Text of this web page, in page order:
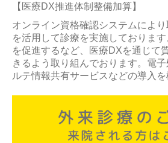
【医療DX推進体制整備加算】
オンライン資格確認システムによ
を活用して診療を実施しておりま
を促進するなど、医療DXを通じて
きるよう取り組んでおります。電
ルテ情報共有サービスなどの導入を